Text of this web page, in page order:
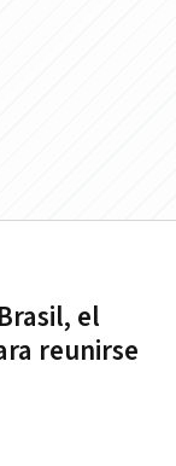
el
reunirse